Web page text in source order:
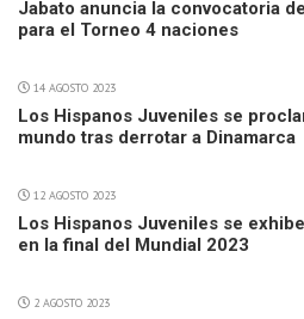
Jabato anuncia la convocatoria
para el Torneo 4 naciones
14 AGOSTO 2023
Los Hispanos Juveniles se
mundo tras derrotar a Dinamarca
12 AGOSTO 2023
Los Hispanos Juveniles se
en la final del Mundial 2023
2 AGOSTO 2023